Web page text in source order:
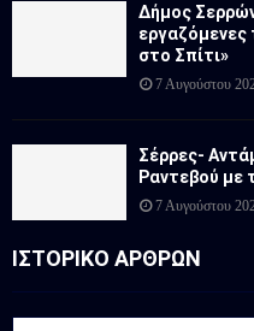
Δήμος
στο Σπίτι»
7 Αυγούστου
Σέρρες-
Ραντεβού με
7 Αυγούστου
ΙΣΤΟΡΙΚΟ ΑΡΘΡΩΝ